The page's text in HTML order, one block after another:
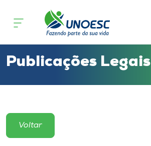
Cursos
Atendimento ao Estudante
Portal de Ensino
Publicações Legais
Voltar